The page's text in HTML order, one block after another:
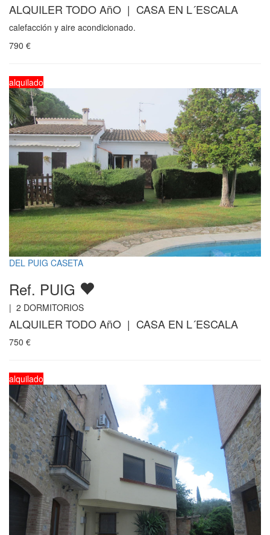
ALQUILER TODO AñO | CASA EN L´ESCALA
calefacción y aire acondicionado.
790 €
alquilado
DEL PUIG CASETA
Ref. PUIG
| 2 DORMITORIOS
ALQUILER TODO AñO | CASA EN L´ESCALA
750 €
alquilado